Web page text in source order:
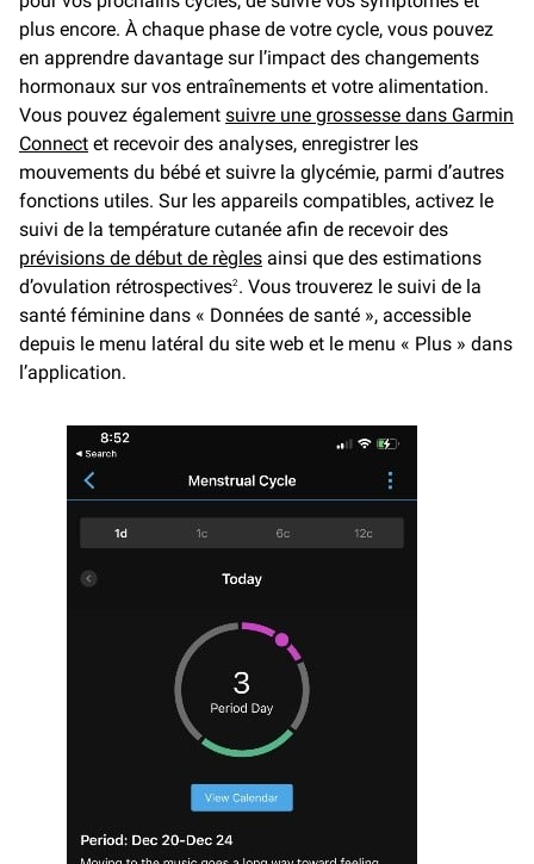
plus encore. À chaque phase de votre cycle, vous pouvez
en apprendre davantage sur l’impact des changements
hormonaux sur vos entraînements et votre alimentation.
Vous pouvez également suivre une grossesse dans Garmin
Connect et recevoir des analyses, enregistrer les
mouvements du bébé et suivre la glycémie, parmi d’autres
fonctions utiles. Sur les appareils compatibles, activez le
suivi de la température cutanée afin de recevoir des
prévisions de début de règles ainsi que des estimations
d’ovulation rétrospectives2 . Vous trouverez le suivi de la
santé féminine dans « Données de santé », accessible
depuis le menu latéral du site web et le menu « Plus » dans
l’application.